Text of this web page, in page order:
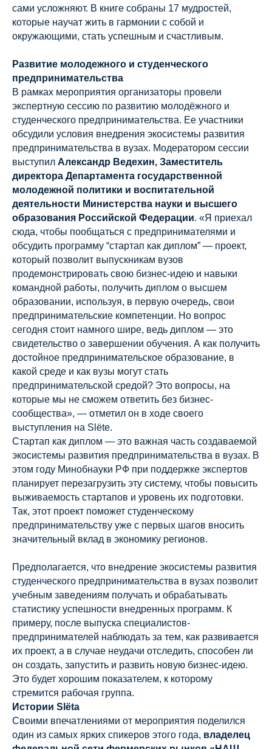
сами усложняют. В книге собраны 17 мудростей,
которые научат жить в гармонии с собой и
окружающими, стать успешным и счастливым.
Развитие молодежного и студенческого
предпринимательства
В рамках мероприятия организаторы провели
экспертную сессию по развитию молодёжного и
студенческого предпринимательства. Ее участники
обсудили условия внедрения экосистемы развития
предпринимательства в вузах. Модератором сессии
выступил Александр Ведехин, Заместитель
директора Департамента государственной
молодежной политики и воспитательной
деятельности Министерства науки и высшего
образования Российской Федерации. «Я приехал
сюда, чтобы пообщаться с предпринимателями и
обсудить программу “стартап как диплом” — проект,
который позволит выпускникам вузов
продемонстрировать свою бизнес-идею и навыки
командной работы, получить диплом о высшем
образовании, используя, в первую очередь, свои
предпринимательские компетенции. Но вопрос
сегодня стоит намного шире, ведь диплом — это
свидетельство о завершении обучения. А как получить
достойное предпринимательское образование, в
какой среде и как вузы могут стать
предпринимательской средой? Это вопросы, на
которые мы не сможем ответить без бизнес-
сообщества», — отметил он в ходе своего
выступления на Slёte.
Стартап как диплом — это важная часть создаваемой
экосистемы развития предпринимательства в вузах. В
этом году Минобнауки РФ при поддержке экспертов
планирует перезагрузить эту систему, чтобы повысить
выживаемость стартапов и уровень их подготовки.
Так, этот проект поможет студенческому
предпринимательству уже с первых шагов вносить
значительный вклад в экономику регионов.
Предполагается, что внедрение экосистемы развития
студенческого предпринимательства в вузах позволит
учебным заведениям получать и обрабатывать
статистику успешности внедренных программ. К
примеру, после выпуска специалистов-
предпринимателей наблюдать за тем, как развивается
их проект, а в случае неудачи отследить, способен ли
он создать, запустить и развить новую бизнес-идею.
Это будет хорошим показателем, к которому
стремится рабочая группа.
Истории Slёta
Своими впечатлениями от мероприятия поделился
один из самых ярких спикеров этого года, владелец